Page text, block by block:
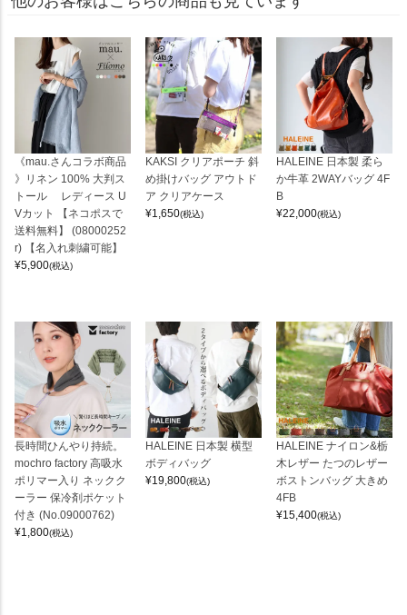
《mau.さんコラボ商品
》リネン 100% 大判ス
トール レディース U
Vカット 【ネコポスで
送料無料】 (08000252
r) 【名入れ刺繍可能】
¥5,900(税込)
KAKSI クリアポーチ 斜
め掛けバッグ アウトド
ア クリアケース
¥1,650(税込)
HALEINE 日本製 柔ら
か牛革 2WAYバッグ 4F
B
¥22,000(税込)
長時間ひんやり持続。
mochro factory 高吸水
ポリマー入り ネックク
ーラー 保冷剤ポケット
付き (No.09000762)
¥1,800(税込)
HALEINE 日本製 横型
ボディバッグ
¥19,800(税込)
HALEINE ナイロン&栃
木レザー たつのレザー
ボストンバッグ 大きめ
4FB
¥15,400(税込)